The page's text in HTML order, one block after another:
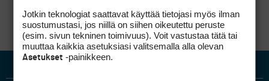
Jotkin teknologiat saattavat käyttää tietojasi myös ilman
suostumustasi, jos niillä on siihen oikeutettu peruste
(esim. sivun tekninen toimivuus). Voit vastustaa tätä tai
muuttaa kaikkia asetuksiasi valitsemalla alla olevan
Asetukset -painikkeen.